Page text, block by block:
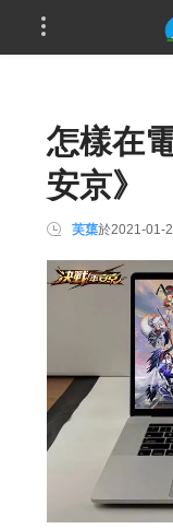
怎樣在
安京》
芙蕖於2021-01-